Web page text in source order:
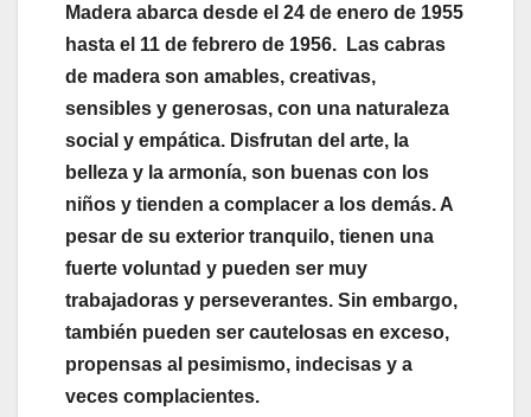
Madera abarca desde el 24 de enero de 1955
hasta el 11 de febrero de 1956. Las cabras
de madera son amables, creativas,
sensibles y generosas, con una naturaleza
social y empática. Disfrutan del arte, la
belleza y la armonía, son buenas con los
niños y tienden a complacer a los demás. A
pesar de su exterior tranquilo, tienen una
fuerte voluntad y pueden ser muy
trabajadoras y perseverantes. Sin embargo,
también pueden ser cautelosas en exceso,
propensas al pesimismo, indecisas y a
veces complacientes.